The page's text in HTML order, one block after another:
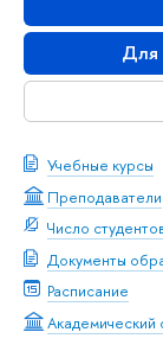
Для
Учебные курсы
Преподаватели
Число
Документы
Расписание
Академический